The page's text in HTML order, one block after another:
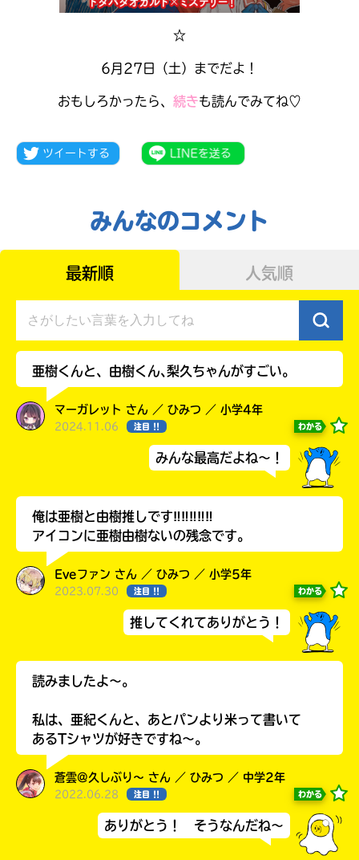
☆
6月27日（土）までだよ！
おもしろかったら、 続きも読んでみてね♡
みんなのコメント
最新順 人気順
亜樹くんと、由樹くん､梨久ちゃんがすごい。
マーガレット さん ／ ひみつ ／ 小学4年
2024.11.06 注目 !! わかる
みんな最高だよね～！
俺は亜樹と由樹推しです‼‼‼‼‼
アイコンに亜樹由樹ないの残念です。
Eveファン さん ／ ひみつ ／ 小学5年
2023.07.30 注目 !! わかる
推してくれてありがとう！
読みましたよ〜。
私は、亜紀くんと、あとパンより米って書いて
あるTシャツが好きですね〜。
蒼雲@久しぶり〜 さん ／ ひみつ ／ 中学2年
2022.06.28 注目 !! わかる
ありがとう！ そうなんだね～